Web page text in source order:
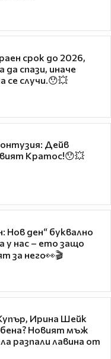
срок до 2026,
спази, иначе
се случи.😯💥
Дейв
Кратос!😯💥
Нов ден“ буквално
у нас – ето защо
за него👀🎬
Ирина Шейк
Новият мъж
разпали лавина от